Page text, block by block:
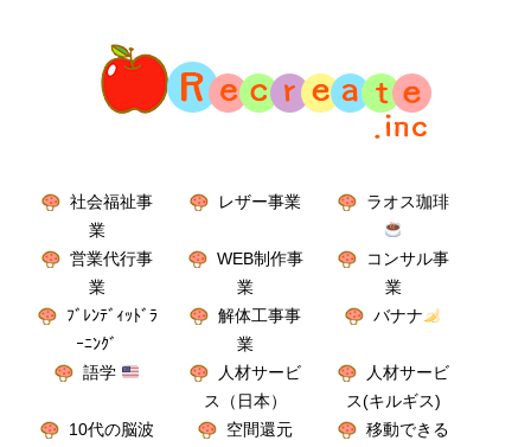
社会福祉事
業
レザー事業 ラオス珈琲
営業代行事
業
WEB制作事
業
コンサル事
業
ﾌﾞﾚﾝﾃﾞｨｯﾄﾞﾗ
ｰﾆﾝｸﾞ
解体工事事
業
バナナ
語学
人材サービ
ス（日本）
人材サービ
ス(キルギス)
10代の脳波
空間還元
移動できる